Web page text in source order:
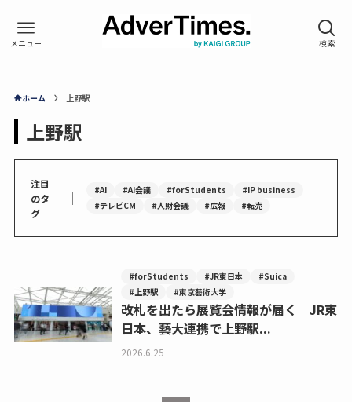
ホーム 上野駅
上野駅
注目
のタ
グ
｜ #AI #AI会議 #forStudents
#IP business
#テレビCM
#人財会議 #広報 #転売
#forStudents #JR東日本
#Suica
#上野駅
#東京藝術大学
改札を出たら展覧会情報が届く JR東
日本、藝大連携で上野駅...
2026.6.25